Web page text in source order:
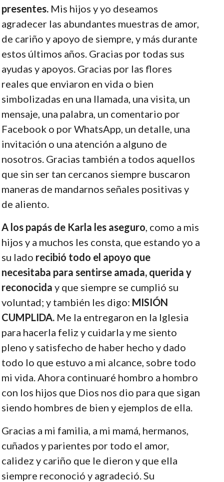
presentes.Mis hijos y yo deseamos
agradecer las abundantes muestras de amor,
de cariño y apoyo de siempre, y más durante
estos últimos años. Gracias por todas sus
ayudas y apoyos. Gracias por las flores
reales que enviaron en vida o bien
simbolizadas en una llamada, una visita, un
mensaje, una palabra, un comentario por
Facebook o por WhatsApp, un detalle, una
invitación o una atención a alguno de
nosotros. Gracias también a todos aquellos
que sin ser tan cercanos siempre buscaron
maneras de mandarnos señales positivas y
de aliento.
A los papás de Karla les aseguro , como a mis
hijos y a muchos les consta, que estando yo a
su lado recibió todo el apoyo que
necesitaba para sentirse amada, querida y
reconocida y que siempre se cumplió su
voluntad; y también les digo: MISIÓN
CUMPLIDA.Me la entregaron en la Iglesia
para hacerla feliz y cuidarla y me siento
pleno y satisfecho de haber hecho y dado
todo lo que estuvo a mi alcance, sobre todo
mi vida. Ahora continuaré hombro a hombro
con los hijos que Dios nos dio para que sigan
siendo hombres de bien y ejemplos de ella.
Gracias a mi familia, a mi mamá, hermanos,
cuñados y parientes por todo el amor,
calidez y cariño que le dieron y que ella
siempre reconoció y agradeció. Su